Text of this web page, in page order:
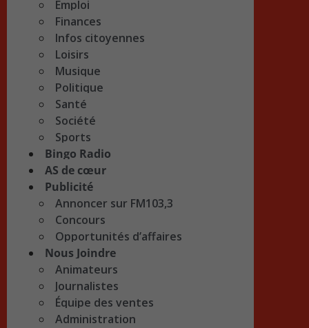
Emploi
Finances
Infos citoyennes
Loisirs
Musique
Politique
Santé
Société
Sports
Bingo Radio
AS de cœur
Publicité
Annoncer sur FM103,3
Concours
Opportunités d’affaires
Nous Joindre
Animateurs
Journalistes
Équipe des ventes
Administration